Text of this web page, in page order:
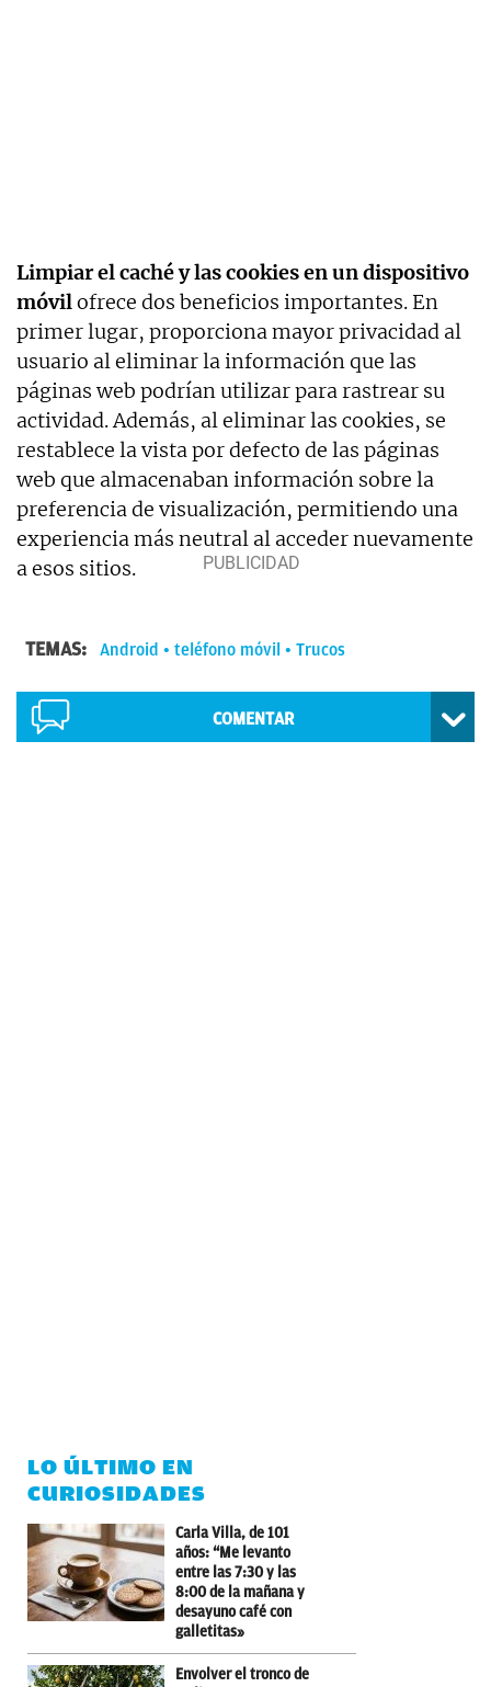
Limpiar el caché y las cookies en un dispositivo
móvilofrece dos beneficios importantes. En
primer lugar, proporciona mayor privacidad al
usuario al eliminar la información que las
páginas web podrían utilizar para rastrear su
actividad. Además, al eliminar las cookies, se
restablece la vista por defecto de las páginas
web que almacenaban información sobre la
preferencia de visualización, permitiendo una
experiencia más neutral al acceder nuevamente
a esos sitios.
TEMAS: Android teléfono móvil Trucos
COMENTAR
LO ÚLTIMO EN
CURIOSIDADES
Carla Villa, de 101
años: “Me levanto
entre las 7:30 y las
8:00 de la mañana y
desayuno café con
galletitas»
Envolver el tronco de